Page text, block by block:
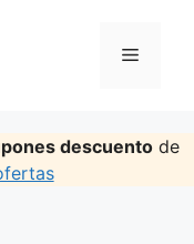
Menu
descuento de